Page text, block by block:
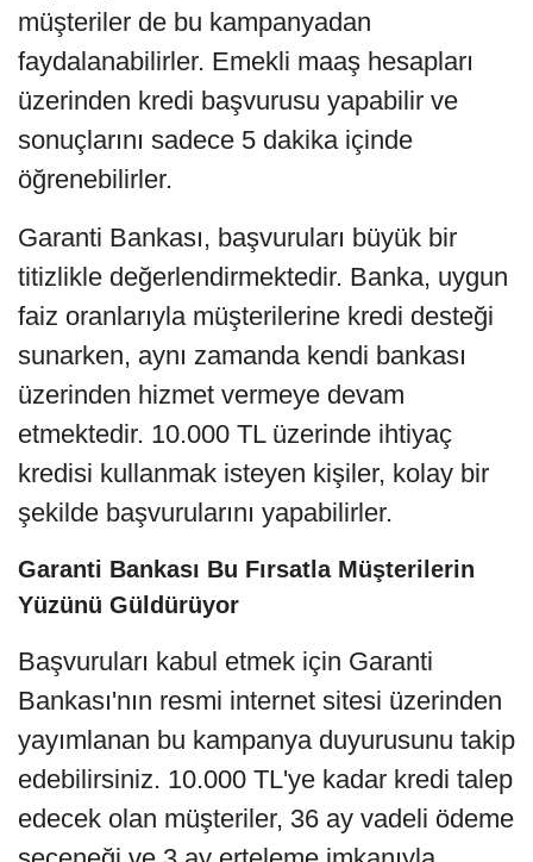
müşteriler de bu kampanyadan
faydalanabilirler. Emekli maaş hesapları
üzerinden kredi başvurusu yapabilir ve
sonuçlarını sadece 5 dakika içinde
öğrenebilirler.
Garanti Bankası, başvuruları büyük bir
titizlikle değerlendirmektedir. Banka, uygun
faiz oranlarıyla müşterilerine kredi desteği
sunarken, aynı zamanda kendi bankası
üzerinden hizmet vermeye devam
etmektedir. 10.000 TL üzerinde ihtiyaç
kredisi kullanmak isteyen kişiler, kolay bir
şekilde başvurularını yapabilirler.
Garanti Bankası Bu Fırsatla Müşterilerin
Yüzünü Güldürüyor
Başvuruları kabul etmek için Garanti
Bankası'nın resmi internet sitesi üzerinden
yayımlanan bu kampanya duyurusunu takip
edebilirsiniz. 10.000 TL'ye kadar kredi talep
edecek olan müşteriler, 36 ay vadeli ödeme